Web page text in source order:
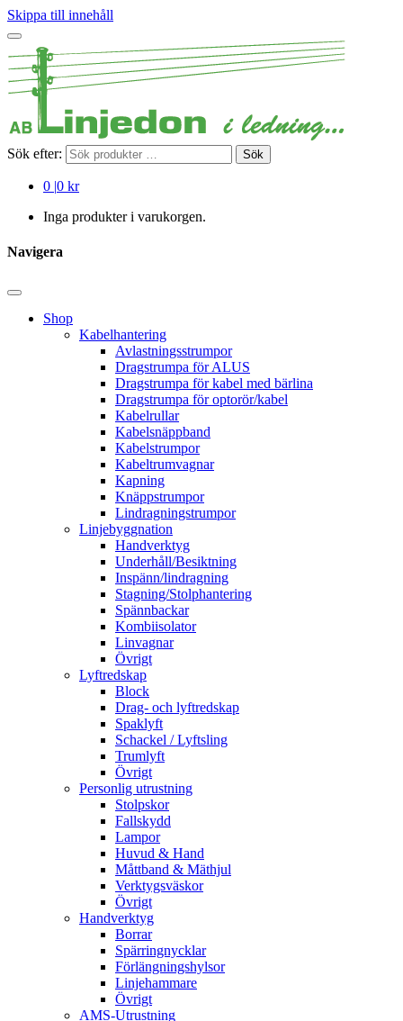
Skippa till innehåll
Sök efter: Sök
0 |0 kr
Inga produkter i varukorgen.
Navigera
Shop
Kabelhantering
Avlastningsstrumpor
Dragstrumpa för ALUS
Dragstrumpa för kabel med bärlina
Dragstrumpa för optorör/kabel
Kabelrullar
Kabelsnäppband
Kabelstrumpor
Kabeltrumvagnar
Kapning
Knäppstrumpor
Lindragningstrumpor
Linjebyggnation
Handverktyg
Underhåll/Besiktning
Inspänn/lindragning
Stagning/Stolphantering
Spännbackar
Kombiisolator
Linvagnar
Övrigt
Lyftredskap
Block
Drag- och lyftredskap
Spaklyft
Schackel / Lyftsling
Trumlyft
Övrigt
Personlig utrustning
Stolpskor
Fallskydd
Lampor
Huvud & Hand
Måttband & Mäthjul
Verktygsväskor
Övrigt
Handverktyg
Borrar
Spärringnycklar
Förlängningshylsor
Linjehammare
Övrigt
AMS-Utrustning